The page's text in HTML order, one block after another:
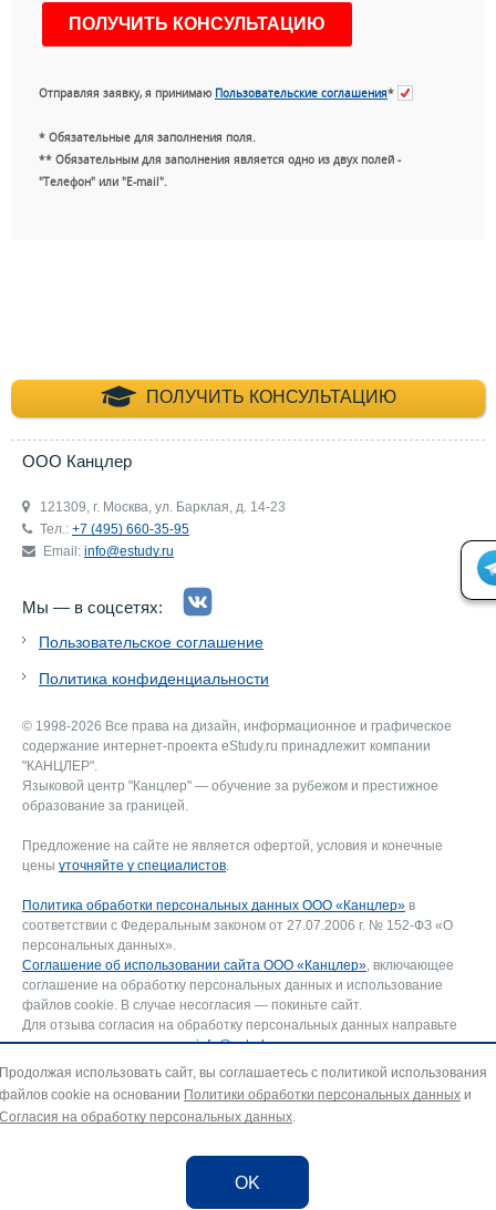
Отправляя заявку, я принимаю Пользовательские соглашения*
* Обязательные для заполнения поля.
** Обязательным для заполнения является одно из двух полей -
"Телефон" или "E-mail".
ПОЛУЧИТЬ КОНСУЛЬТАЦИЮ
+7 (495) 660-35-
ООО Канцлер
121309, г. Москва, ул. Барклая, д. 14-23
Тел.: +7 (495) 660-35-95
Email: info@estudy.ru
Мы — в соцсетях:
Пользовательское соглашение
Политика конфиденциальности
© 1998-2026 Все права на дизайн, информационное и графическое
содержание интернет-проекта eStudy.ru принадлежит компании
"КАНЦЛЕР".
Языковой центр "Канцлер" — обучение за рубежом и престижное
образование за границей.
Предложение на сайте не является офертой, условия и конечные
цены уточняйте у специалистов
Политика обработки персональных данных ООО «Канцлер» в
соответствии с Федеральным законом от 27.07.2006 г. № 152-ФЗ «О
персональных данных».
Соглашение об использовании сайта ООО «Канцлер» , включающее
соглашение на обработку персональных данных и использование
файлов cookie. В случае несогласия — покиньте сайт.
Для отзыва согласия на обработку персональных данных направьте
запрос на адрес эл. почты:info@estudy.ru.
Продолжая использовать сайт, вы соглашаетесь с политикой использования
файлов cookie на основании Политики обработки персональных данных и
Согласия на обработку персональных данных.
OK